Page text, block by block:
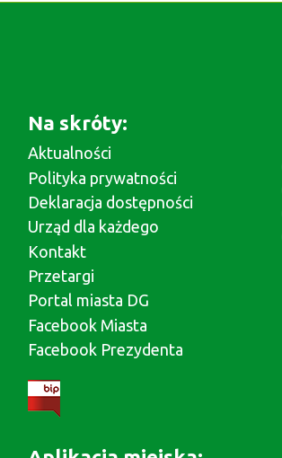
Na skróty:
Aktualności
Polityka prywatności
Deklaracja dostępności
Urząd dla każdego
Kontakt
Przetargi
Portal miasta DG
Facebook Miasta
Facebook Prezydenta